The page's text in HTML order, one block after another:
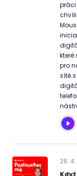
práci
chvíli
které
pro
sítě
28. 4.